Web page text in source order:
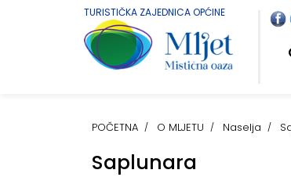
TURISTIČKA ZAJEDNICA OPĆINE
POČETNA O MLJETU Naselja
Saplunara